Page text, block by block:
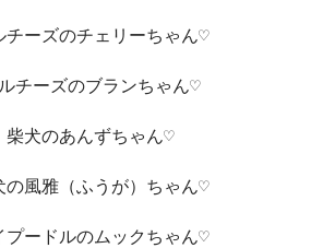
チーズのチェリーちゃん♡
チーズのブランちゃん♡
柴犬のあんずちゃん♡
の風雅（ふうが）ちゃん♡
プードルのムックちゃん♡